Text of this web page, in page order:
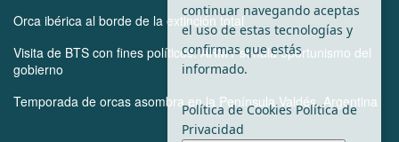
Orca ibérica al borde de la extinción total
Visita de BTS con fines políticos: ARMY señala oportunismo del
gobierno
Temporada de orcas asombra en la Península Valdés, Argentina
continuar navegando aceptas
el uso de estas tecnologías y
confirmas que estás
informado.
Política de Cookies Política de
Privacidad